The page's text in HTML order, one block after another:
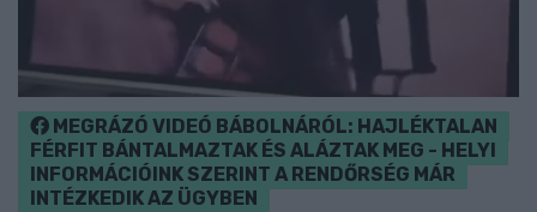
MEGRÁZÓ VIDEÓ BÁBOLNÁRÓL: HAJLÉKTALAN
FÉRFIT BÁNTALMAZTAK ÉS ALÁZTAK MEG - HELYI
INFORMÁCIÓINK SZERINT A RENDŐRSÉG MÁR
INTÉZKEDIK AZ ÜGYBEN